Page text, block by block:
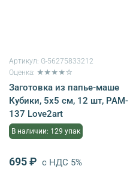
Артикул: G-56275833212
Оценка: ★★★★☆
Заготовка из папье-маше
Кубики, 5х5 см, 12 шт, PAM-
137 Love2art
В наличии: 129 упак
695 ₽ с НДС 5%